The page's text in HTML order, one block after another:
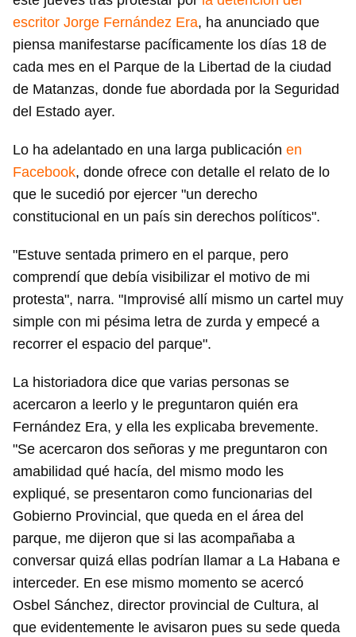
escritor Jorge Fernández Era, ha anunciado que
piensa manifestarse pacíficamente los días 18 de
cada mes en el Parque de la Libertad de la ciudad
de Matanzas, donde fue abordada por la Seguridad
del Estado ayer.
Lo ha adelantado en una larga publicación en
Facebook, donde ofrece con detalle el relato de lo
que le sucedió por ejercer "un derecho
constitucional en un país sin derechos políticos".
"Estuve sentada primero en el parque, pero
comprendí que debía visibilizar el motivo de mi
protesta", narra. "Improvisé allí mismo un cartel muy
simple con mi pésima letra de zurda y empecé a
recorrer el espacio del parque".
La historiadora dice que varias personas se
acercaron a leerlo y le preguntaron quién era
Fernández Era, y ella les explicaba brevemente.
"Se acercaron dos señoras y me preguntaron con
amabilidad qué hacía, del mismo modo les
expliqué, se presentaron como funcionarias del
Gobierno Provincial, que queda en el área del
parque, me dijeron que si las acompañaba a
conversar quizá ellas podrían llamar a La Habana e
interceder. En ese mismo momento se acercó
Osbel Sánchez, director provincial de Cultura, al
que evidentemente le avisaron pues su sede queda